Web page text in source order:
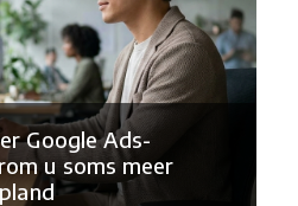
Google Ads-
u soms meer